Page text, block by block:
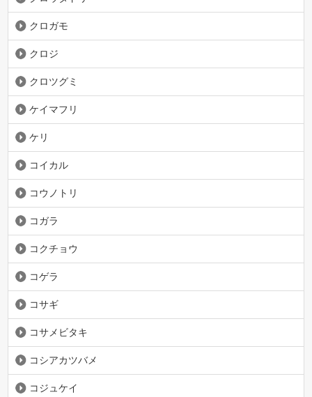
クロガモ
クロジ
クロツグミ
ケイマフリ
ケリ
コイカル
コウノトリ
コガラ
コクチョウ
コゲラ
コサギ
コサメビタキ
コシアカツバメ
コジュケイ